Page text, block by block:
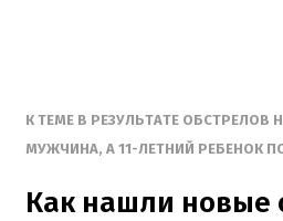
К ТЕМЕ В РЕЗУЛЬТАТЕ ОБСТРЕЛОВ
МУЖЧИНА, А 11-ЛЕТНИЙ РЕБЕНОК
Как нашли новые